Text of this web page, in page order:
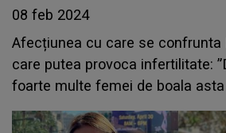
08 feb 2024
Afecțiunea cu care se confrunta
care putea provoca infertilitate:
foarte multe femei de boala asta